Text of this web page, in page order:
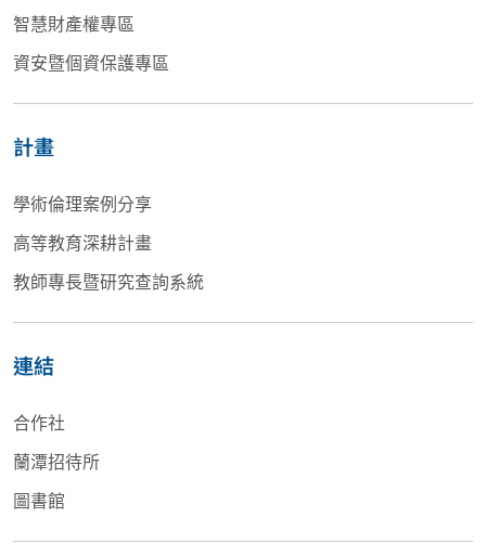
智慧財產權專區
資安暨個資保護專區
計畫
學術倫理案例分享
高等教育深耕計畫
教師專長暨研究查詢系統
連結
合作社
蘭潭招待所
圖書館